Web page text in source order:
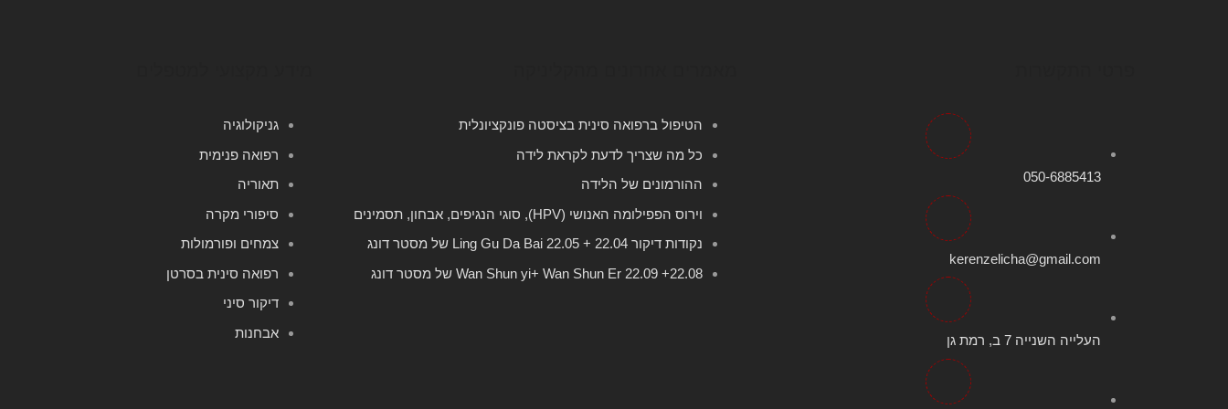
050-6885413
kerenzelicha@gmail.com
העלייה השנייה 7 ב, רמת גן
הטיפול ברפואה סינית בציסטה פונקציונלית
כל מה שצריך לדעת לקראת לידה
ההורמונים של הלידה
וירוס הפפילומה האנושי (HPV), סוגי הנגיפים, אבחון, תסמינים
נקודות דיקור 22.04 + 22.05 Ling Gu Da Bai של מסטר דונג
22.08+ 22.09 Wan Shun yi+ Wan Shun Er של מסטר דונג
גניקולוגיה
רפואה פנימית
תאוריה
סיפורי מקרה
צמחים ופורמולות
רפואה סינית בסרטן
דיקור סיני
אבחנות